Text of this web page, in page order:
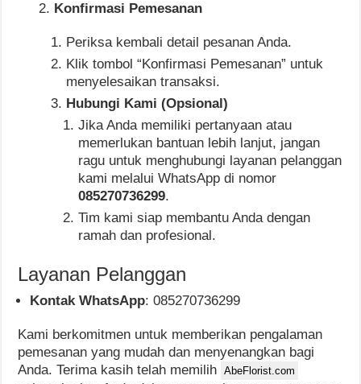
Konfirmasi Pemesanan
Periksa kembali detail pesanan Anda.
Klik tombol “Konfirmasi Pemesanan” untuk
menyelesaikan transaksi.
Hubungi Kami (Opsional)
Jika Anda memiliki pertanyaan atau
memerlukan bantuan lebih lanjut, jangan
ragu untuk menghubungi layanan pelanggan
kami melalui WhatsApp di nomor
085270736299.
Tim kami siap membantu Anda dengan
ramah dan profesional.
Layanan Pelanggan
Kontak WhatsApp: 085270736299
Kami berkomitmen untuk memberikan pengalaman
pemesanan yang mudah dan menyenangkan bagi
Anda. Terima kasih telah memilih
AbeFlorist.com